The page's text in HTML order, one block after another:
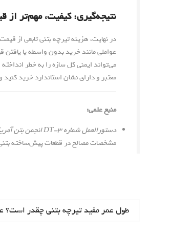
نتیجه‌گیری: کیفیت، مهم‌تر از
در نهایت، هزینه تیرچه بتنی تابعی از
عواملی مانند خرید بدون واسطه یا
می‌تواند ایمنی کل سازه را به خطر
معتبر و دارای نشان استاندارد خرید
منبع علمی:
دستورالعمل شماره ۳-DT انجمن بتن آمریکا (ACI): جزئیات ساختاری برای سازه‌های بتنی
مشخصات مصالح در قطعات پیش‌ساخته بتنی
N
طول عمر مفید تیرچه بتنی چقدر است؟